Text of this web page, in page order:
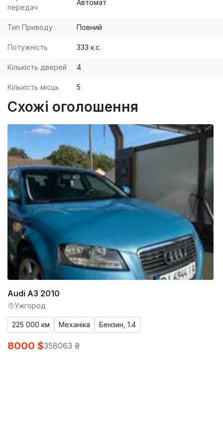
-диски r-19 s-line
передач
Автомат
Тип Приводу Повний
Потужність 333 к.с.
Кількість дверей 4
Кількість місць 5
Схожі оголошення
Audi A3 2010
Ужгород
225 000 км Механіка Бензин, 1.4
8000 $358063 ₴